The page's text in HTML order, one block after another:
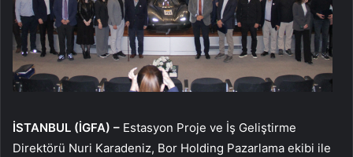
İSTANBUL (İGFA) – Estasyon Proje ve İş Geliştirme
Direktörü Nuri Karadeniz, Bor Holding Pazarlama ekibi ile